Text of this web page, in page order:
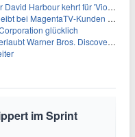
'Violent Night 2' zurück – Kristen Bell stößt zur Besetzung
bei MagentaTV-Kunden vage
glücklich
Bros. Discovery-Übernahme
im Sprint